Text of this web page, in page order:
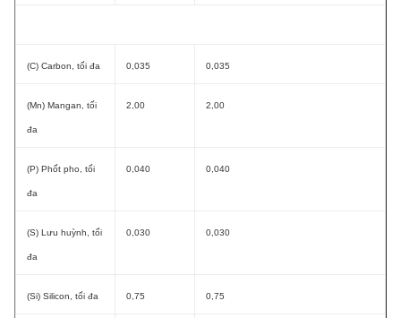
(C) Carbon, tối đa 0,035 0,035
(Mn) Mangan, tối
đa
2,00 2,00
(P) Phốt pho, tối
đa
0,040 0,040
(S) Lưu huỳnh, tối
đa
0,030 0,030
(Si) Silicon, tối đa 0,75 0,75